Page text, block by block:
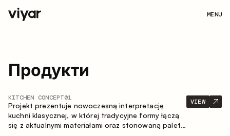
MENU
Продукти
KITCHEN CONCEPT01
Projekt prezentuje nowoczesną interpretację
kuchni klasycznej, w której tradycyjne formy łączą
się z aktualnymi materiałami oraz stonowaną paletą
VIEW